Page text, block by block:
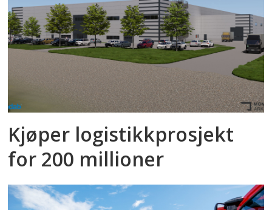
Kjøper logistikkprosjekt
for 200 millioner